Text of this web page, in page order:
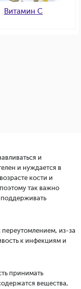
Витамин C
и
и нуждается в
кости и
так важно
переутомлением, из-за
к инфекциям и
принимать
вещества,